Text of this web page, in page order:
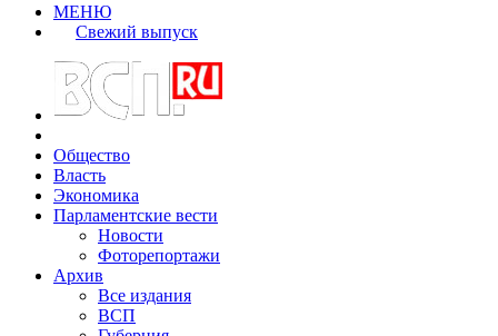
МЕНЮ
Свежий выпуск
Общество
Власть
Экономика
Парламентские вести
Новости
Фоторепортажи
Архив
Все издания
ВСП